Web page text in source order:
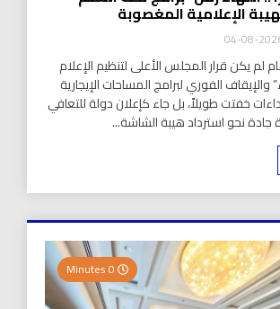
الإعلامية المغصوبة
يكن قرار المجلس الأعلى لتنظيم الإعلام
والإيقاف الفوري لبرامج المساحات الإيجارية
خفتت طويلاً، بل جاء كإعلان دولة للتعافي
جادة نحو استرداد هيبة الشاشة...